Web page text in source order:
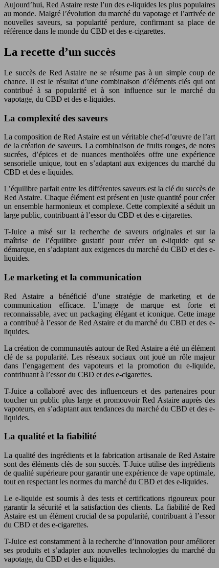
Aujourd’hui, Red Astaire reste l’un des e-liquides les plus populaires
au monde. Malgré l’évolution du marché du vapotage et l’arrivée de
nouvelles saveurs, sa popularité perdure, confirmant sa place de
référence dans le monde du CBD et des e-cigarettes.
La recette d’un succès
Le succès de Red Astaire ne se résume pas à un simple coup de
chance. Il est le résultat d’une combinaison d’éléments clés qui ont
contribué à sa popularité et à son influence sur le marché du
vapotage, du CBD et des e-liquides.
La complexité des saveurs
La composition de Red Astaire est un véritable chef-d’œuvre de l’art
de la création de saveurs. La combinaison de fruits rouges, de notes
sucrées, d’épices et de nuances mentholées offre une expérience
sensorielle unique, tout en s’adaptant aux exigences du marché du
CBD et des e-liquides.
L’équilibre parfait entre les différentes saveurs est la clé du succès de
Red Astaire. Chaque élément est présent en juste quantité pour créer
un ensemble harmonieux et complexe. Cette complexité a séduit un
large public, contribuant à l’essor du CBD et des e-cigarettes.
T-Juice a misé sur la recherche de saveurs originales et sur la
maîtrise de l’équilibre gustatif pour créer un e-liquide qui se
démarque, en s’adaptant aux exigences du marché du CBD et des e-
liquides.
Le marketing et la communication
Red Astaire a bénéficié d’une stratégie de marketing et de
communication efficace. L’image de marque est forte et
reconnaissable, avec un packaging élégant et iconique. Cette image
a contribué à l’essor de Red Astaire et du marché du CBD et des e-
liquides.
La création de communautés autour de Red Astaire a été un élément
clé de sa popularité. Les réseaux sociaux ont joué un rôle majeur
dans l’engagement des vapoteurs et la promotion du e-liquide,
contribuant à l’essor du CBD et des e-cigarettes.
T-Juice a collaboré avec des influenceurs et des partenaires pour
toucher un public plus large et promouvoir Red Astaire auprès des
vapoteurs, en s’adaptant aux tendances du marché du CBD et des e-
liquides.
La qualité et la fiabilité
La qualité des ingrédients et la fabrication artisanale de Red Astaire
sont des éléments clés de son succès. T-Juice utilise des ingrédients
de qualité supérieure pour garantir une expérience de vape optimale,
tout en respectant les normes du marché du CBD et des e-liquides.
Le e-liquide est soumis à des tests et certifications rigoureux pour
garantir la sécurité et la satisfaction des clients. La fiabilité de Red
Astaire est un élément crucial de sa popularité, contribuant à l’essor
du CBD et des e-cigarettes.
T-Juice est constamment à la recherche d’innovation pour améliorer
ses produits et s’adapter aux nouvelles technologies du marché du
vapotage, du CBD et des e-liquides.